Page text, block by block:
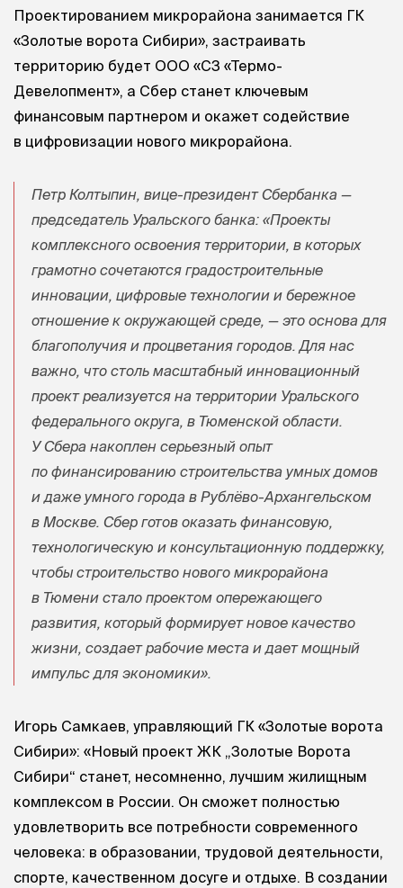
Проектированием микрорайона занимается ГК
«Золотые ворота Сибири», застраивать
территорию будет ООО «СЗ «Термо-
Девелопмент», а Сбер станет ключевым
финансовым партнером и окажет содействие
в цифровизации нового микрорайона.
Петр Колтыпин, вице-президент Сбербанка —
председатель Уральского банка: «Проекты
комплексного освоения территории, в которых
грамотно сочетаются градостроительные
инновации, цифровые технологии и бережное
отношение к окружающей среде, — это основа для
благополучия и процветания городов. Для нас
важно, что столь масштабный инновационный
проект реализуется на территории Уральского
федерального округа, в Тюменской области.
У Сбера накоплен серьезный опыт
по финансированию строительства умных домов
и даже умного города в Рублёво-Архангельском
в Москве. Сбер готов оказать финансовую,
технологическую и консультационную поддержку,
чтобы строительство нового микрорайона
в Тюмени стало проектом опережающего
развития, который формирует новое качество
жизни, создает рабочие места и дает мощный
импульс для экономики».
Игорь Самкаев, управляющий ГК «Золотые ворота
Сибири»: «Новый проект ЖК „Золотые Ворота
Сибири“ станет, несомненно, лучшим жилищным
комплексом в России. Он сможет полностью
удовлетворить все потребности современного
человека: в образовании, трудовой деятельности,
спорте, качественном досуге и отдыхе. В создании